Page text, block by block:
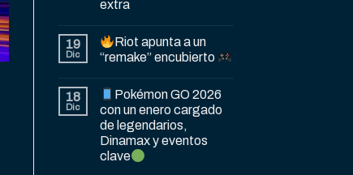
extra
19
Dic
Riot apunta a un
“remake” encubierto
18
Dic
Pokémon GO 2026
con un enero cargado
de legendarios,
Dinamax y eventos
clave